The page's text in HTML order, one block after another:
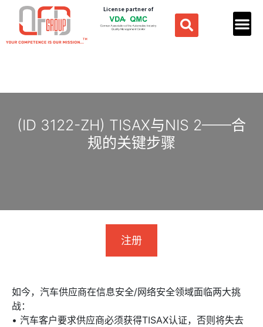
License partner of
(ID 3122-ZH) TISAX与NIS 2——合
规的关键步骤
注册
如今，汽车供应商在信息安全/网络安全领域面临两大挑
战：
• 汽车客户要求供应商必须获得TISAX认证，否则将失去